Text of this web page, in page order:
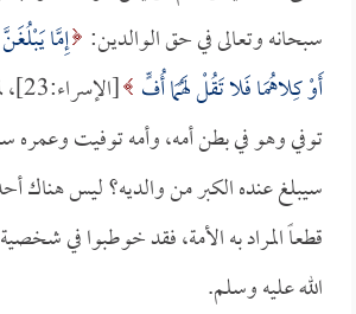
سبحانه وتعالى في حق الوالدين: إِمَّا
أَوْ كِلاهُمَا فَلا تَقُلْ لَهُمَا أُفٍّ
توفي وهو في بطن أمه، وأمه توفيت
سيبلغ عنده الكبر من والديه؟ ليس هناك
قطعاً المراد به الأمة، فقد خوطبوا في
الله عليه وسلم.